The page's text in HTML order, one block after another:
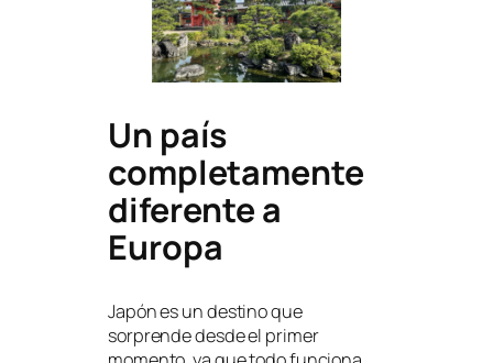
Un país
completamente
diferente a
Europa
Japón es un destino que
sorprende desde el primer